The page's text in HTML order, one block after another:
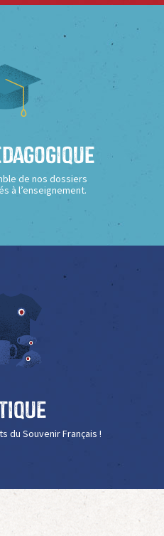
de nos dossiers
à l’enseignement.
du Souvenir Français !